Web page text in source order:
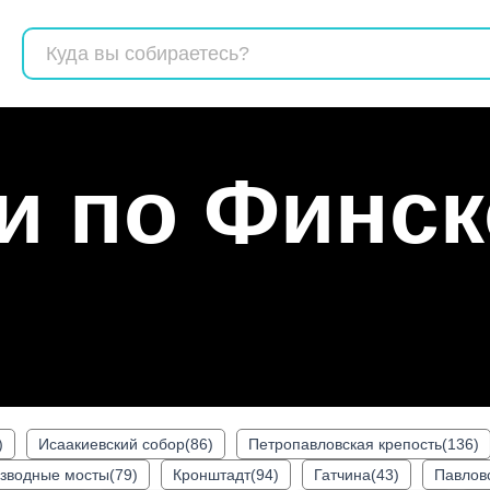
Поиск
по
Исаакиевский собор(86) Петропавловская крепость(136)
мосты(79) Кронштадт(94) Гатчина(43)